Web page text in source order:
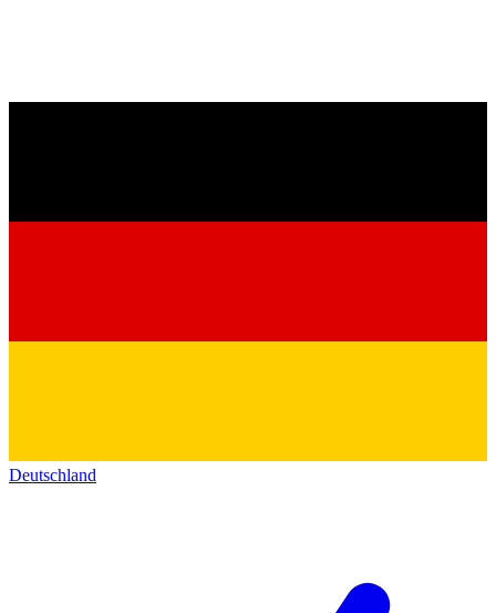
Deutschland